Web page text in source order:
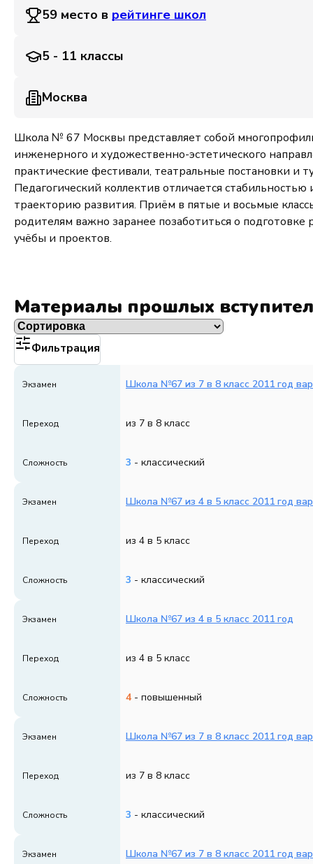
59 место в рейтинге школ
5 - 11 классы
Москва
Школа № 67 Москвы представляет собой
инженерного и художественно-эстетического
практические фестивали, театральные постановки и
Педагогический коллектив отличается
траекторию развития. Приём в пятые и восьмые
родителям важно заранее позаботиться о
учёбы и проектов.
Материалы прошлых
Фильтрация
Экзамен Школа №67 из 7 в 8 класс 2011 год
Переход из 7 в 8 класс
Сложность 3 - классический
Экзамен Школа №67 из 4 в 5 класс 2011 год
Переход из 4 в 5 класс
Сложность 3 - классический
Экзамен Школа №67 из 4 в 5 класс 2011 год
Переход из 4 в 5 класс
Сложность 4 - повышенный
Экзамен Школа №67 из 7 в 8 класс 2011 год
Переход из 7 в 8 класс
Сложность 3 - классический
Экзамен Школа №67 из 7 в 8 класс 2011 год